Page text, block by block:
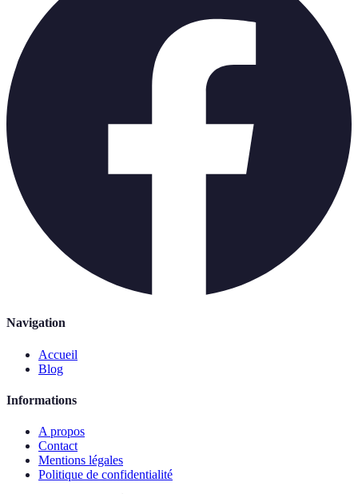
Navigation
Accueil
Blog
Informations
A propos
Contact
Mentions légales
Politique de confidentialité